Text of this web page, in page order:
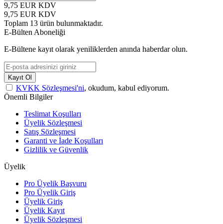
9,75 EUR KDV
9,75 EUR KDV
Toplam 13 ürün bulunmaktadır.
E-Bülten Aboneliği
E-Bültene kayıt olarak yeniliklerden anında haberdar olun.
Kayıt Ol
KVKK Sözleşmesi'ni, okudum, kabul ediyorum.
Önemli Bilgiler
Teslimat Koşulları
Üyelik Sözleşmesi
Satış Sözleşmesi
Garanti ve İade Koşulları
Gizlilik ve Güvenlik
Üyelik
Pro Üyelik Başvuru
Pro Üyelik Giriş
Üyelik Giriş
Üyelik Kayıt
Üyelik Sözleşmesi